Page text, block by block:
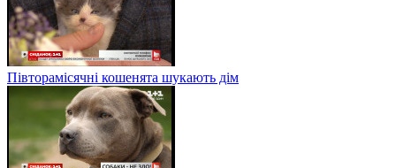
Півторамісячні кошенята шукають дім